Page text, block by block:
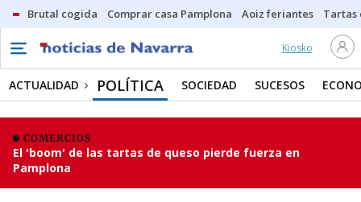
Brutal cogida Comprar casa Pamplona Aoiz feriantes Tartas
Kiosko
ACTUALIDAD POLÍTICA SOCIEDAD SUCESOS
COMERCIOS
El 'boom' de las tartas de queso pierde fuerza en
Pamplona